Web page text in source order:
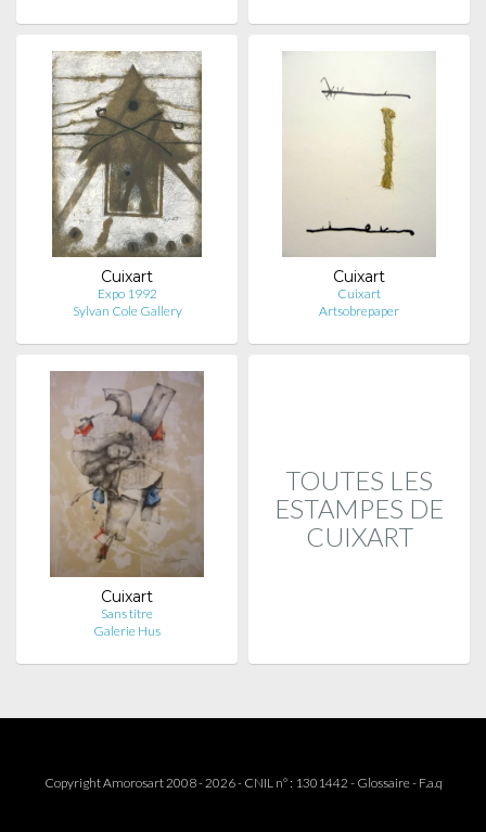
Cuixart
Expo 1992
Sylvan Cole Gallery
Cuixart
Cuixart
Artsobrepaper
Cuixart
Sans titre
Galerie Hus
TOUTES LES
ESTAMPES DE
CUIXART
Copyright Amorosart 2008 - 2026 - CNIL n° : 1301442 - Glossaire- F.a.q